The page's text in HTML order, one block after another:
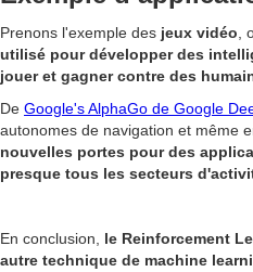
Prenons l'exemple des jeux vidéo
utilisé pour développer des
jouer et gagner contre des
De Google's AlphaGo de Google
autonomes de navigation et même
nouvelles portes pour des
presque tous les secteurs
En conclusion, le Reinforcement
autre technique de machine